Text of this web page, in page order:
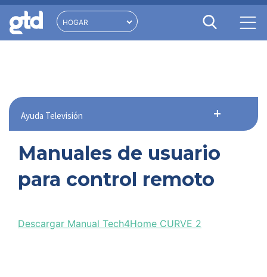
Ayuda Televisión
Manuales de usuario
para control remoto
Descargar Manual Tech4Home CURVE 2